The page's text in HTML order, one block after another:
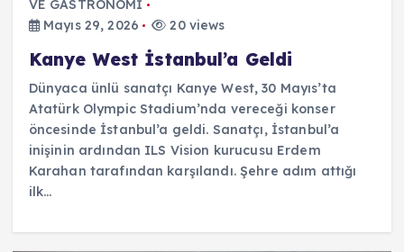
VE GASTRONOMİ
Mayıs 29, 2026
20 views
Kanye West İstanbul’a Geldi
Dünyaca ünlü sanatçı Kanye West, 30 Mayıs’ta
Atatürk Olympic Stadium’nda vereceği konser
öncesinde İstanbul’a geldi. Sanatçı, İstanbul’a
inişinin ardından ILS Vision kurucusu Erdem
Karahan tarafından karşılandı. Şehre adım attığı
ilk…